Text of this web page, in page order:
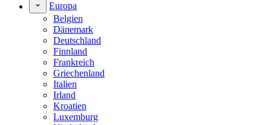
Europa
Belgien
Dänemark
Deutschland
Finnland
Frankreich
Griechenland
Italien
Irland
Kroatien
Luxemburg